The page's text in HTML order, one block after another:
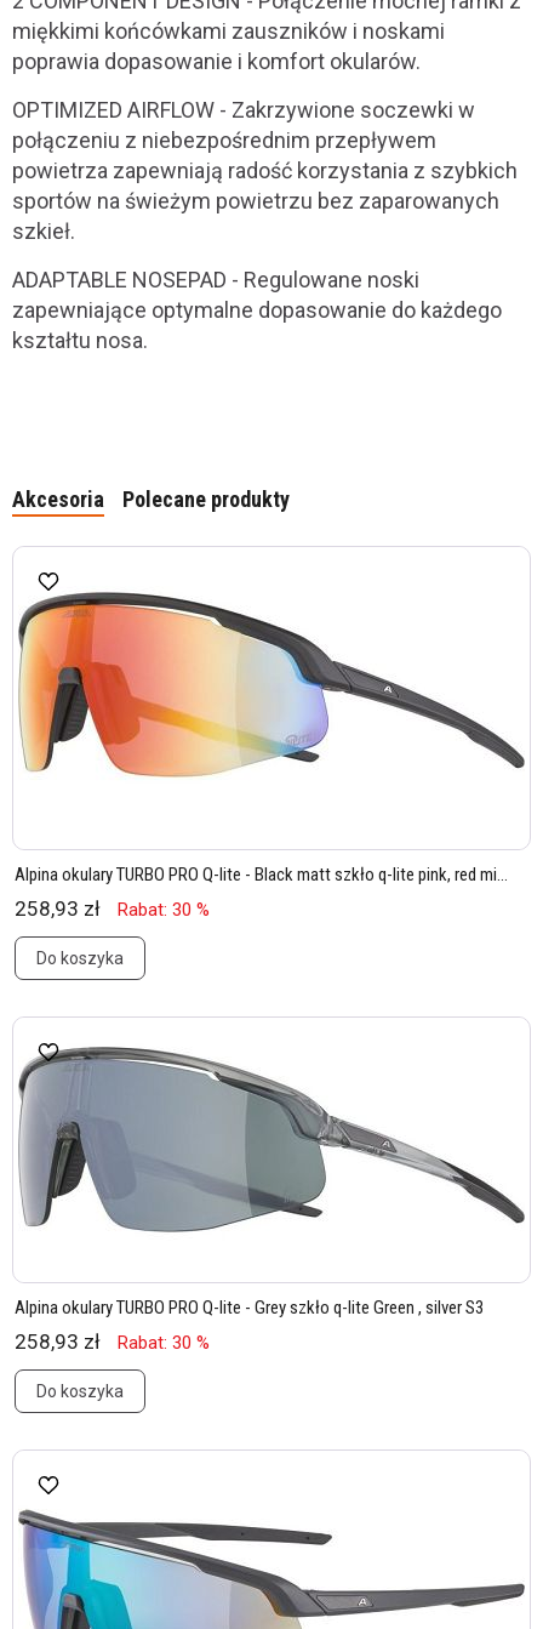
miękkimi końcówkami zauszników i noskami
poprawia dopasowanie i komfort okularów.
OPTIMIZED AIRFLOW - Zakrzywione soczewki w
połączeniu z niebezpośrednim przepływem
powietrza zapewniają radość korzystania z szybkich
sportów na świeżym powietrzu bez zaparowanych
szkieł.
ADAPTABLE NOSEPAD - Regulowane noski
zapewniające optymalne dopasowanie do każdego
kształtu nosa.
Akcesoria Polecane produkty
Alpina okulary TURBO PRO Q-lite - Black matt szkło q-lite pink, red mi...
258,93 zł Rabat: 30 %
Do koszyka
Alpina okulary TURBO PRO Q-lite - Grey szkło q-lite Green , silver S3
258,93 zł Rabat: 30 %
Do koszyka